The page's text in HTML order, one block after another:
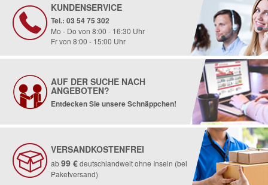
KUNDENSERVICE
Tel.: 03 54 75 302
Mo - Do von 8:00 - 16:30 Uhr
Fr von 8:00 - 15:00 Uhr
AUF DER SUCHE NACH
ANGEBOTEN?
Entdecken Sie unsere Schnäppchen!
VERSANDKOSTENFREI
ab99 €deutschlandweit ohne Inseln (bei
Paketversand)